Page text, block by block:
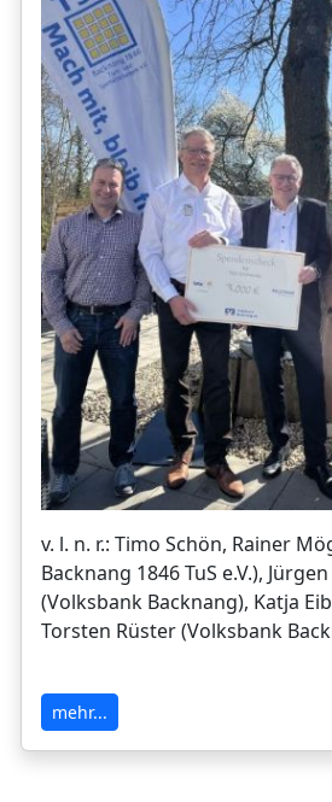
v. l. n. r.: Timo Schön, Rainer
Backnang 1846 TuS e.V.),
(Volksbank Backnang), Katja
Torsten Rüster (Volksbank
mehr...